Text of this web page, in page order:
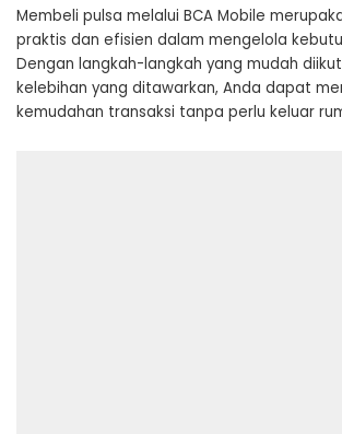
Membeli pulsa melalui BCA Mobile
praktis dan efisien dalam mengelola
Dengan langkah-langkah yang mudah
kelebihan yang ditawarkan, Anda dapat
kemudahan transaksi tanpa perlu keluar